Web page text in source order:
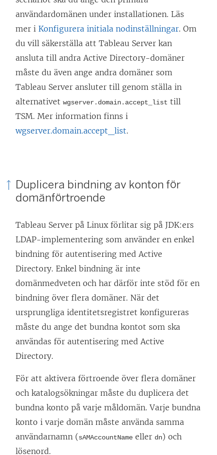
n
t
t
t
n
t
e
användardomänen under installationen. Läs
mer i Konfigurera initiala nodinställningar. Om
du vill säkerställa att Tableau Server kan
ansluta till andra Active Directory-domäner
måste du även ange andra domäner som
Tableau Server ansluter till genom ställa in
alternativet wgserver.domain.accept_list till
TSM. Mer information finns i
wgserver.domain.accept_list.
Duplicera bindning av konton för
domänförtroende
Tableau Server på Linux förlitar sig på JDK:ers
LDAP-implementering som använder en enkel
bindning för autentisering med Active
Directory. Enkel bindning är inte
domänmedveten och har därför inte stöd för en
bindning över flera domäner. När det
ursprungliga identitetsregistret konfigureras
måste du ange det bundna kontot som ska
användas för autentisering med Active
Directory.
För att aktivera förtroende över flera domäner
och katalogsökningar måste du duplicera det
bundna konto på varje måldomän. Varje bundna
konto i varje domän måste använda samma
användarnamn (sAMAccountName eller dn) och
lösenord.